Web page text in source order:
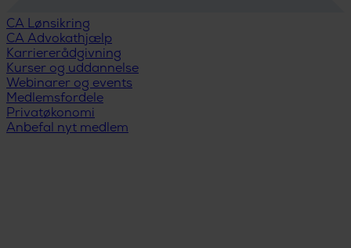
CA Lønsikring
CA Advokathjælp
Karriererådgivning
Kurser og uddannelse
Webinarer og events
Medlemsfordele
Privatøkonomi
Anbefal nyt medlem